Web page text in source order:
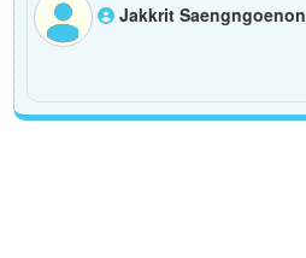
Jakkrit Saengngoenon